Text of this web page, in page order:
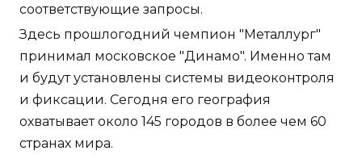
соответствующие запросы.
Здесь прошлогодний чемпион "Металлург"
принимал московское "Динамо". Именно там
и будут установлены системы видеоконтроля
и фиксации. Сегодня его география
охватывает около 145 городов в более чем 60
странах мира.